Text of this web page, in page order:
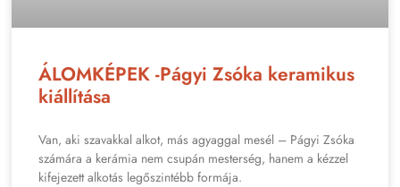
ÁLOMKÉPEK -Págyi Zsóka keramikus
kiállítása
Van, aki szavakkal alkot, más agyaggal mesél – Págyi Zsóka
számára a kerámia nem csupán mesterség, hanem a kézzel
kifejezett alkotás legőszintébb formája.